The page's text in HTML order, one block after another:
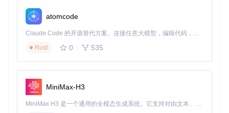
处理流程僵化：如何适应多样化文档类型
从PDF规格书到Markdown技术文档，从会议录音转写文本到
Excel数据报表，企业文档格式的多样性使得标准化处理异常
混乱，平均每100份文档就有
仍在使用旧版功能说明，导致客户沟通出现偏差。这种信息不
同步问题在季度末尤为突出，直接影响
atomcode
Claude Code 的开源替代方案。连接任意大模型，编辑代码，运行命令，自动验证 — 全自动执行。用 Rust 构建，极致性能。 ｜ An open-source alternative to Claude Code. Connect any LLM, edit code, run commands, and verify changes — autonomously. Built in Rust for speed. Get Started
Rust
0 535
MiniMax-H3
MiniMax H3 是一个通用的全模态生成系统。它支持对由文本、图像、视频和音频组成的多模态上下文进行统一理解，并能生成分辨率高达 2K、时长可达 15 秒的带原生立体声音频的视频。得益于面向任务泛化的系统设计，H3 在预训练阶段就已具备广泛的多模态上下文理解与生成能力，能够出色地执行复杂的多模态指令。